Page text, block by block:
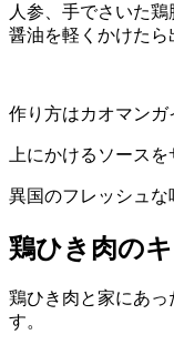
人参、手でさいた
醤油を軽くかけたら
作り方はカオマンガ
上にかけるソース
異国のフレッシュな
鶏ひき肉の
鶏ひき肉と家にあ
す。